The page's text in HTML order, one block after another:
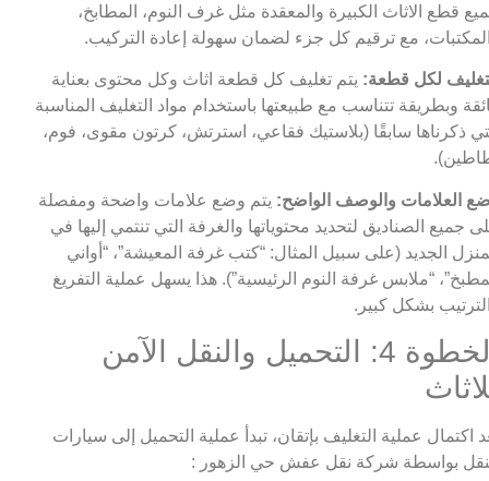
قطع الاثاث الكبيرة والمعقدة مثل غرف النوم، المطابخ،
مع ترقيم كل جزء لضمان سهولة إعادة التركيب.
لكل قطعة: يتم تغليف كل قطعة اثاث وكل محتوى بعناية
وبطريقة تتناسب مع طبيعتها باستخدام مواد التغليف المناسبة
ذكرناها سابقًا (بلاستيك فقاعي، استرتش، كرتون مقوى، فوم،
العلامات والوصف الواضح: يتم وضع علامات واضحة ومفصلة
جميع الصناديق لتحديد محتوياتها والغرفة التي تنتمي إليها في
الجديد (على سبيل المثال: “كتب غرفة المعيشة”، “أواني
“ملابس غرفة النوم الرئيسية”). هذا يسهل عملية التفريغ
بشكل كبير.
الخطوة 4: التحميل والنقل الآمن
اكتمال عملية التغليف بإتقان، تبدأ عملية التحميل إلى سيارات
بواسطة شركة نقل عفش حي الزهور :